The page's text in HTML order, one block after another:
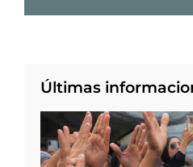
Últimas